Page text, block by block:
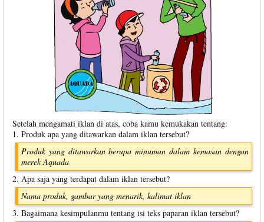
Setelah mengamati iklan di atas, coba kamu kemukakan tentang:
1. Produk apa yang ditawarkan dalam iklan tersebut?
Produk yang ditawarkan berupa minuman dalam kemasan dengan
merek Aquada
2. Apa saja yang terdapat dalam iklan tersebut?
Nama produk, gambar yang menarik, kalimat iklan
3. Bagaimana kesimpulanmu tentang isi teks paparan iklan tersebut?